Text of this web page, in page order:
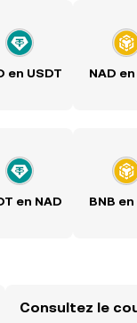
en USDT NAD
en NAD BNB en
Consultez le